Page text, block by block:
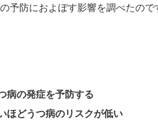
予防におよぼす影響を調べたので
病の発症を予防する
ほどうつ病のリスクが低い